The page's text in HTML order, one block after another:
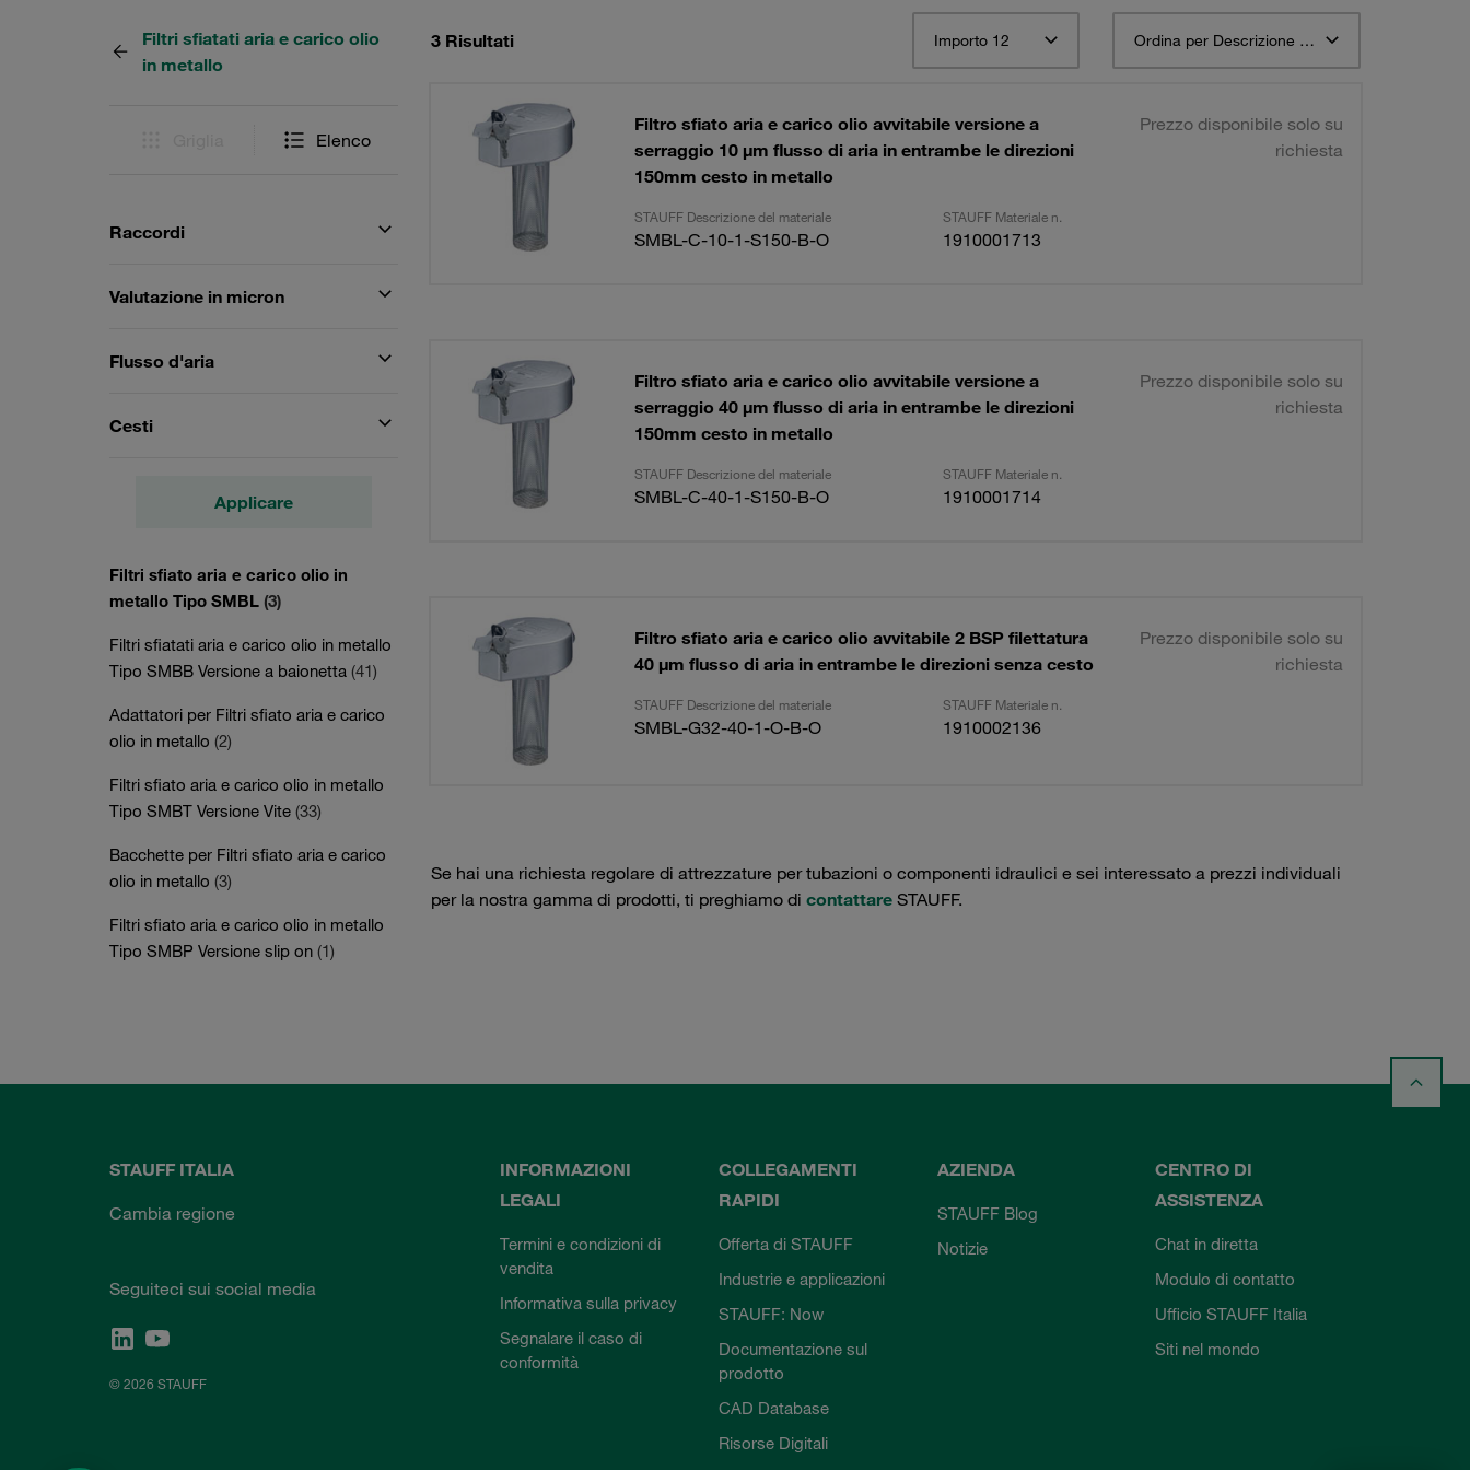
Filtri sfiatati aria e carico olio
in metallo
Elenco
Raccordi
Valutazione in micron
Flusso d'aria
Cesti
Applicare
Filtri sfiato aria e carico olio in
metallo Tipo SMBL (3)
Filtri sfiatati aria e carico olio in metallo
Tipo SMBB Versione a baionetta (41)
Adattatori per Filtri sfiato aria e carico
olio in metallo (2)
Filtri sfiato aria e carico olio in metallo
Tipo SMBT Versione Vite (33)
Bacchette per Filtri sfiato aria e carico
olio in metallo (3)
Filtri sfiato aria e carico olio in metallo
Tipo SMBP Versione slip on (1)
3 Risultati Importo 12 Ordina per Descrizione materiale STAUFF ascendente
Filtro sfiato aria e carico olio avvitabile versione a
serraggio 10 µm flusso di aria in entrambe le direzioni
150mm cesto in metallo
Prezzo disponibile solo su
richiesta
STAUFF Descrizione del materiale STAUFF Materiale n.
SMBL-C-10-1-S150-B-O 1910001713
Filtro sfiato aria e carico olio avvitabile versione a
serraggio 40 µm flusso di aria in entrambe le direzioni
150mm cesto in metallo
Prezzo disponibile solo su
richiesta
STAUFF Descrizione del materiale STAUFF Materiale n.
SMBL-C-40-1-S150-B-O 1910001714
Filtro sfiato aria e carico olio avvitabile 2 BSP filettatura
40 µm flusso di aria in entrambe le direzioni senza cesto
Prezzo disponibile solo su
richiesta
STAUFF Descrizione del materiale STAUFF Materiale n.
SMBL-G32-40-1-O-B-O 1910002136
Se hai una richiesta regolare di attrezzature per tubazioni o componenti idraulici e sei interessato a prezzi individuali
per la nostra gamma di prodotti, ti preghiamo di contattareSTAUFF.
STAUFF ITALIA
Cambia regione
Seguiteci sui social media
© 2026 STAUFF
INFORMAZIONI
LEGALI
Termini e condizioni di
vendita
Informativa sulla privacy
Segnalare il caso di
conformità
COLLEGAMENTI
RAPIDI
Offerta di STAUFF
Industrie e applicazioni
STAUFF: Now
Documentazione sul
prodotto
CAD Database
Risorse Digitali
AZIENDA
STAUFF Blog
Notizie
CENTRO DI
ASSISTENZA
Chat in diretta
Modulo di contatto
Ufficio STAUFF Italia
Siti nel mondo